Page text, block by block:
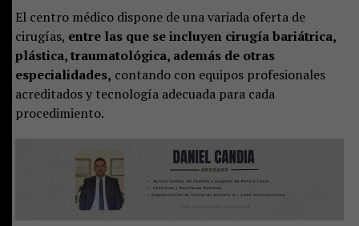
El centro médico dispone de una variada oferta de
cirugías, entre las que se incluyen cirugía bariátrica,
plástica, traumatológica, además de otras
especialidades, contando con equipos profesionales
acreditados y tecnología adecuada para cada
procedimiento.